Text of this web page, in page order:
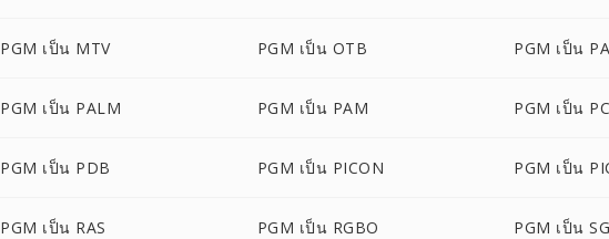
PGM เป็น MTV PGM เป็น OTB PGM เป็น
PGM เป็น PALM PGM เป็น PAM PGM เป็น
PGM เป็น PDB PGM เป็น PICON PGM เป็น
PGM เป็น RAS PGM เป็น RGBO PGM เป็น